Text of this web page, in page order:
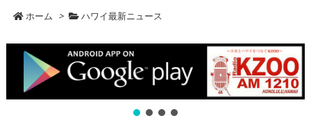
ホーム > ハワイ最新ニュース